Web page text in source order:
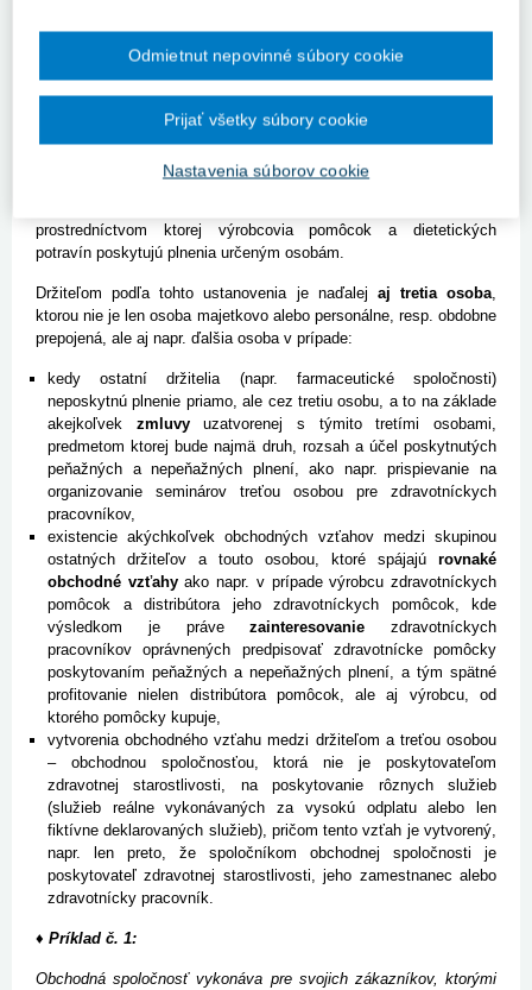
na základe verejného zdravotného poistenia a o úhradách za
služby súvisiace s poskytovaním zdravotnej starostlivosti v
znení neskorších predpisov),
tretia osoba, ktorá sprostredkuje poskytnutie plnenia od týchto
Od 1. 1. 2016 sa rozširuje okruh držiteľov
zdravotníckej pomôcky a distribútorov dietetickej potraviny
prostredníctvom ktorej výrobcovia pomôcok a dietetických
potravín poskytujú plnenia určeným osobám.
Držiteľom podľa tohto ustanovenia je naďalej aj tretia osoba,
ktorou nie je len osoba majetkovo alebo personálne, resp. obdobne
prepojená, ale aj napr. ďalšia osoba v prípade:
kedy ostatní držitelia (napr. farmaceutické spoločnosti)
neposkytnú plnenie priamo, ale cez tretiu osobu, a to na základe
akejkoľvek zmluvyuzatvorenej s týmito tretími osobami,
predmetom ktorej bude najmä druh, rozsah a účel poskytnutých
peňažných a nepeňažných plnení, ako napr. prispievanie na
organizovanie seminárov treťou osobou pre zdravotníckych
pracovníkov,
existencie akýchkoľvek obchodných vzťahov medzi skupinou
ostatných držiteľov a touto osobou, ktoré spájajú rovnaké
obchodné vzťahyako napr. v prípade výrobcu zdravotníckych
pomôcok a distribútora jeho zdravotníckych pomôcok, kde
výsledkom je právezainteresovanie zdravotníckych
pracovníkov oprávnených predpisovať zdravotnícke pomôcky
poskytovaním peňažných a nepeňažných plnení, a tým spätné
profitovanie nielen distribútora pomôcok, ale aj výrobcu, od
ktorého pomôcky kupuje,
vytvorenia obchodného vzťahu medzi držiteľom a treťou osobou
– obchodnou spoločnosťou, ktorá nie je poskytovateľom
zdravotnej starostlivosti, na poskytovanie rôznych služieb
(služieb reálne vykonávaných za vysokú odplatu alebo len
fiktívne deklarovaných služieb), pričom tento vzťah je vytvorený,
napr. len preto, že spoločníkom obchodnej spoločnosti je
poskytovateľ zdravotnej starostlivosti, jeho zamestnanec alebo
zdravotnícky pracovník.
♦ Príklad č. 1:
Obchodná spoločnosť vykonáva pre svojich zákazníkov, ktorými
Nastavenia súborov cookie
Odmietnut nepovinné súbory cookie
Prijať všetky súbory cookie